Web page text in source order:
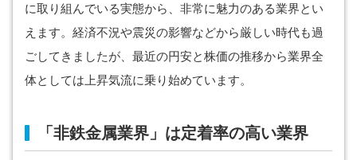
に取り組んでいる実態から、非常に魅力のある業界とい
えます。経済不況や震災の影響などから厳しい時代も過
ごしてきましたが、最近の円安と株価の推移から業界全
体としては上昇気流に乗り始めています。
「非鉄金属業界」は定着率の高い業界